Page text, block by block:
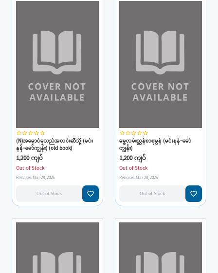
star_borderstar_borderstar_borderstar_borderstar_border
(N)အမှောင်မှသည်အလင်းဆီသို့ (မင်း
နန်-မော်ကျွန်း) (old book)
1,200 ကျပ်
Out of Stock
Releases Mar 28, 2026
Out of Stock favorite_border
star_borderstar_borderstar_borderstar_borderstar_border
ဓမ္မလမ်းညွှန်စာစုမွန် (မင်းနန်-မော်
ကျွန်း)
1,200 ကျပ်
Out of Stock
Releases Mar 28, 2026
Out of Stock favorite_border